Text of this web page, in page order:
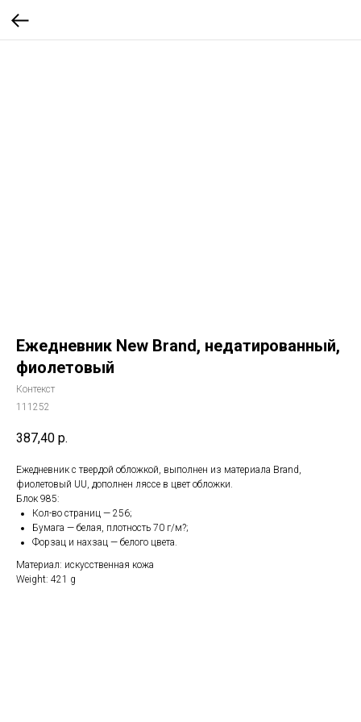
Ежедневник New Brand, недатированный,
фиолетовый
Контекст
111252
387,40 р.
Ежедневник с твердой обложкой, выполнен из материала Brand,
фиолетовый UU, дополнен ляссе в цвет обложки.
Блок 985:
Кол-во страниц — 256;
Бумага — белая, плотность 70 г/м?;
Форзац и нахзац — белого цвета.
Материал: искусственная кожа
Weight: 421 g